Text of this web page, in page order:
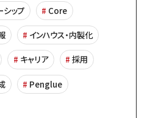
シップ Core
インハウス・内製化
キャリア 採用
Penglue